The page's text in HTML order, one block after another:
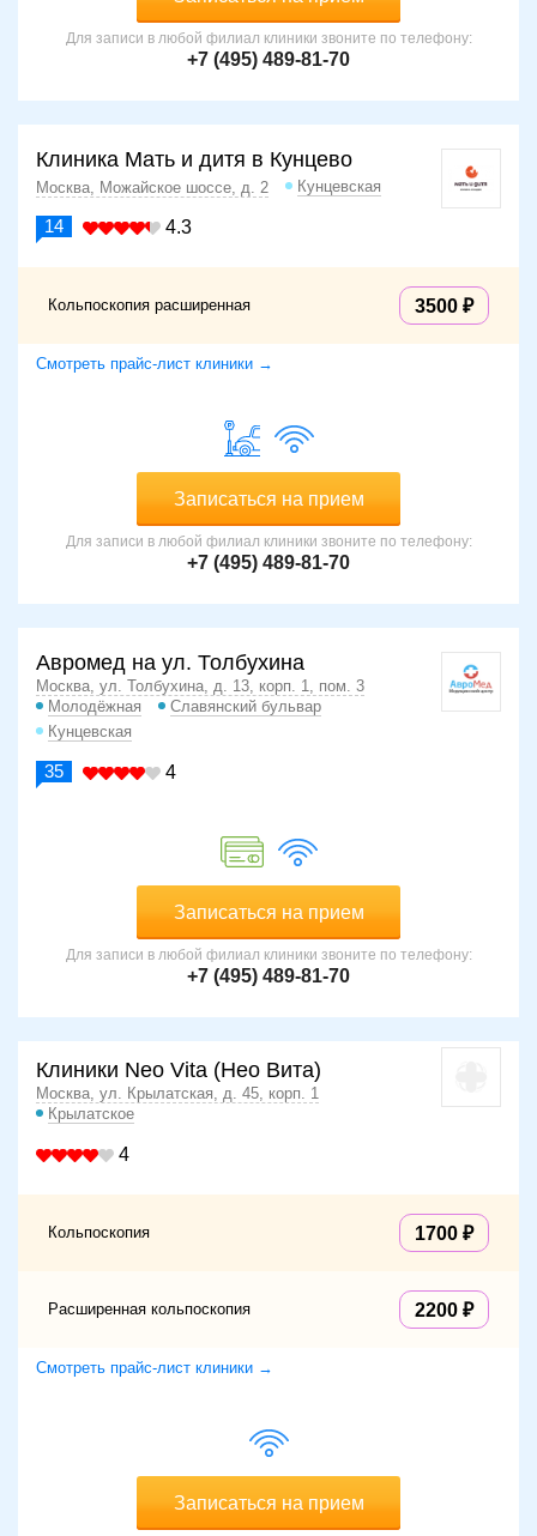
Для записи в любой филиал клиники звоните по телефону:
+7 (495) 489-81-70
Клиника Мать и дитя в Кунцево
Москва, Можайское шоссе, д. 2 Кунцевская
14 4.3
Кольпоскопия расширенная 3500
Смотреть прайс-лист клиники →
Записаться на прием
Для записи в любой филиал клиники звоните по телефону:
+7 (495) 489-81-70
Авромед на ул. Толбухина
Москва, ул. Толбухина, д. 13, корп. 1, пом. 3
Молодёжная
Славянский бульвар
Кунцевская
35 4
Записаться на прием
Для записи в любой филиал клиники звоните по телефону:
+7 (495) 489-81-70
Клиники Neo Vita (Нео Вита)
Москва, ул. Крылатская, д. 45, корп. 1
Крылатское
4
Кольпоскопия 1700
Расширенная кольпоскопия 2200
Смотреть прайс-лист клиники →
Записаться на прием